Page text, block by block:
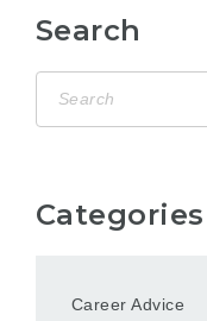
Search
Categories
Career Advice